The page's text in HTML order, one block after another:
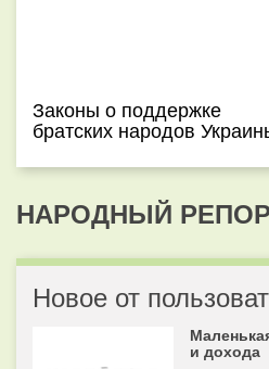
Законы о поддержке
братских народов
НАРОДНЫЙ
Новое от
и дохода